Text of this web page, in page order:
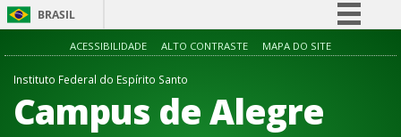
BRASIL
Simplifique!
Acesso à informação
ACESSIBILIDADE ALTO CONTRASTE MAPA DO SITE
Instituto Federal do Espírito Santo
Campus de Alegre